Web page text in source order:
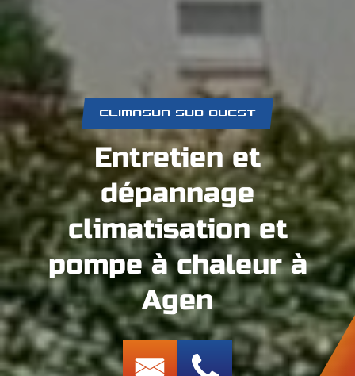
CLIMASUN SUD OUEST
Entretien et
dépannage
climatisation et
pompe à chaleur à
Agen